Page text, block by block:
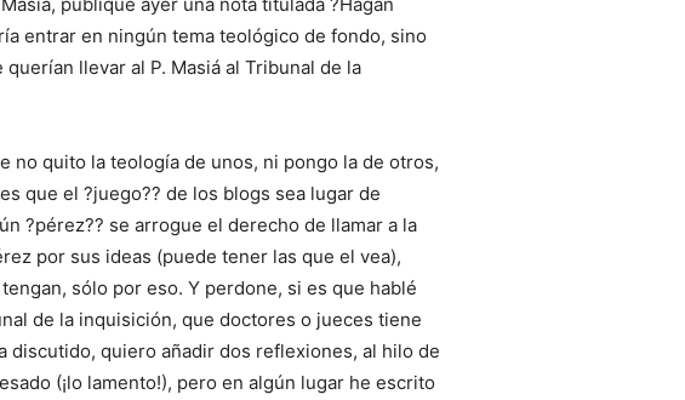
entrar en ningún tema teológico de fondo, sino
llevar al P. Masiá al Tribunal de la
no quito la teología de unos, ni pongo la de otros,
que el ?juego?? de los blogs sea lugar de
?pérez?? se arrogue el derecho de llamar a la
por sus ideas (puede tener las que el vea),
sólo por eso. Y perdone, si es que hablé
de la inquisición, que doctores o jueces tiene
discutido, quiero añadir dos reflexiones, al hilo de
(¡lo lamento!), pero en algún lugar he escrito